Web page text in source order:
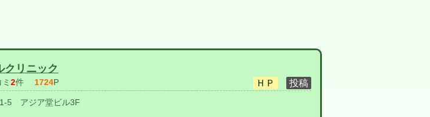
クリニック
2件 1724P
5 アジア堂ビル3F